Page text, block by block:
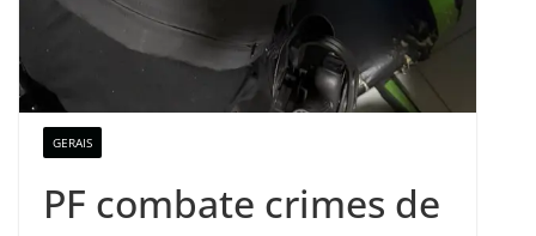
GERAIS
PF combate crimes de